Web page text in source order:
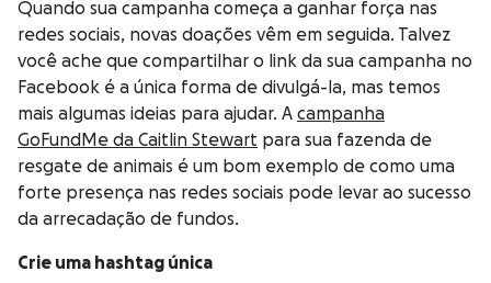
Quando sua campanha começa a ganhar força nas
redes sociais, novas doações vêm em seguida. Talvez
você ache que compartilhar o link da sua campanha no
Facebook é a única forma de divulgá-la, mas temos
mais algumas ideias para ajudar. A campanha
GoFundMe da Caitlin Stewart para sua fazenda de
resgate de animais é um bom exemplo de como uma
forte presença nas redes sociais pode levar ao sucesso
da arrecadação de fundos.
Crie uma hashtag única